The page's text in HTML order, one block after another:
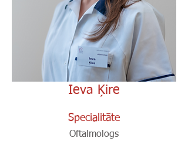
Ieva Ķire
Specialitāte
Oftalmologs